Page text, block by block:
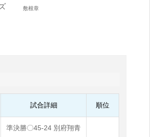
敷根章
試合詳細 順位
準決勝〇45-24 別府翔青